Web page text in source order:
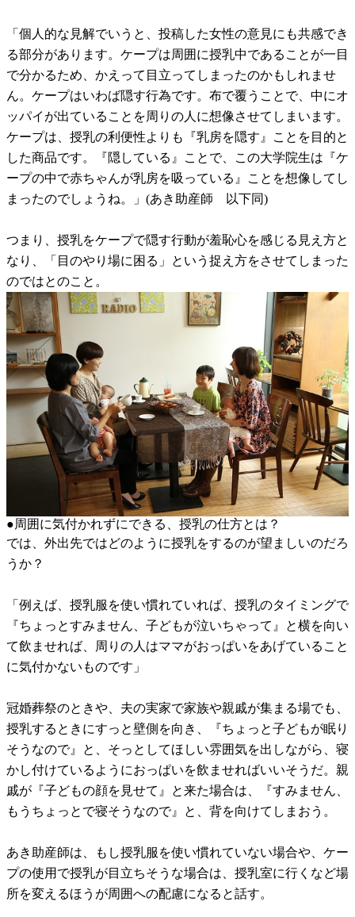
「個人的な見解でいうと、投稿した女性の意見にも共感でき
る部分があります。ケープは周囲に授乳中であることが一目
で分かるため、かえって目立ってしまったのかもしれませ
ん。ケープはいわば隠す行為です。布で覆うことで、中にオ
ッパイが出ていることを周りの人に想像させてしまいます。
ケープは、授乳の利便性よりも『乳房を隠す』ことを目的と
した商品です。『隠している』ことで、この大学院生は『ケ
ープの中で赤ちゃんが乳房を吸っている』ことを想像してし
まったのでしょうね。」(あき助産師 以下同)
つまり、授乳をケープで隠す行動が羞恥心を感じる見え方と
なり、「目のやり場に困る」という捉え方をさせてしまった
のではとのこと。
●周囲に気付かれずにできる、授乳の仕方とは？
では、外出先ではどのように授乳をするのが望ましいのだろ
うか？
「例えば、授乳服を使い慣れていれば、授乳のタイミングで
『ちょっとすみません、子どもが泣いちゃって』と横を向い
て飲ませれば、周りの人はママがおっぱいをあげていること
に気付かないものです」
冠婚葬祭のときや、夫の実家で家族や親戚が集まる場でも、
授乳するときにすっと壁側を向き、『ちょっと子どもが眠り
そうなので』と、そっとしてほしい雰囲気を出しながら、寝
かし付けているようにおっぱいを飲ませればいいそうだ。親
戚が『子どもの顔を見せて』と来た場合は、『すみません、
もうちょっとで寝そうなので』と、背を向けてしまおう。
あき助産師は、もし授乳服を使い慣れていない場合や、ケー
プの使用で授乳が目立ちそうな場合は、授乳室に行くなど場
所を変えるほうが周囲への配慮になると話す。